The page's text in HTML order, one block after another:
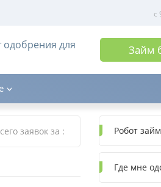
с
для
Займ
заявок за : Робот
Где мне